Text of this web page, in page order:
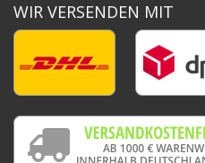
WIR VERSENDEN MIT